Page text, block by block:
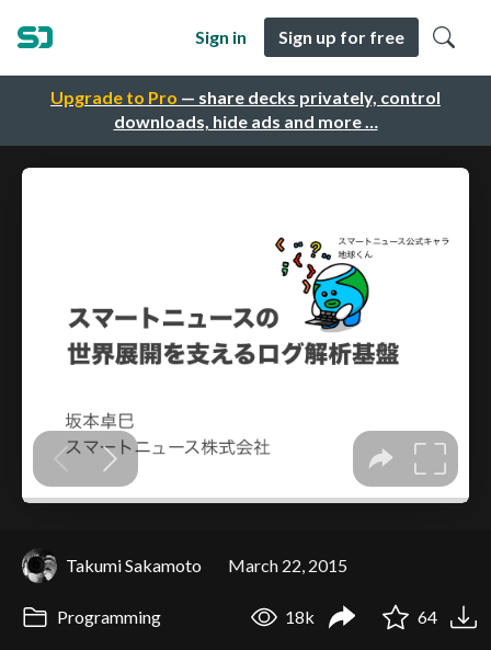
Upgrade to Pro — share decks privately, control
downloads, hide ads and more …
Sign in Sign up for free
Takumi Sakamoto March 22, 2015
Programming 18k 64